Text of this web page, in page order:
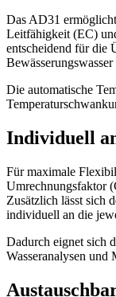
Das AD31
Leitfähigkeit (EC)
entscheidend für die
Die automatische
Individuell
Für maximale
Umrechnungsfaktor
Zusätzlich lässt sich
individuell an die
Dadurch eignet sich
Wasseranalysen und